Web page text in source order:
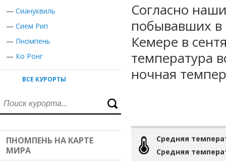
— Сиануквиль
— Сием Рип
— Пномпень
— Ко Ронг
ВСЕ КУРОРТЫ
ПНОМПЕНЬ НА КАРТЕ
МИРА
Согласно
побывавших в
Кемере в
температура
ночная
Средняя
Средняя